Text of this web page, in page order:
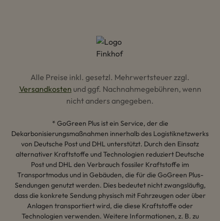
Alle Preise inkl. gesetzl. Mehrwertsteuer zzgl.
Versandkosten und ggf. Nachnahmegebühren, wenn
nicht anders angegeben.
* GoGreen Plus ist ein Service, der die
Dekarbonisierungsmaßnahmen innerhalb des Logistiknetzwerks
von Deutsche Post und DHL unterstützt. Durch den Einsatz
alternativer Kraftstoffe und Technologien reduziert Deutsche
Post und DHL den Verbrauch fossiler Kraftstoffe im
Transportmodus und in Gebäuden, die für die GoGreen Plus-
Sendungen genutzt werden. Dies bedeutet nicht zwangsläufig,
dass die konkrete Sendung physisch mit Fahrzeugen oder über
Anlagen transportiert wird, die diese Kraftstoffe oder
Technologien verwenden. Weitere Informationen, z. B. zu